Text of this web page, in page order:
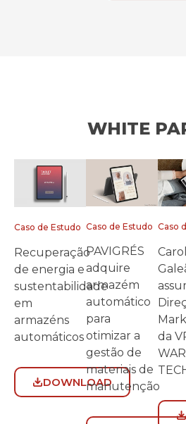
WHITE
Caso de Estudo
Recuperação
de energia e
sustentabilidade
em
armazéns
automáticos
DOWNLOAD
Caso de Estudo
PAVIGRÉS
adquire
armazém
automático
para
otimizar a
gestão de
materiais de
manutenção
Caso
da